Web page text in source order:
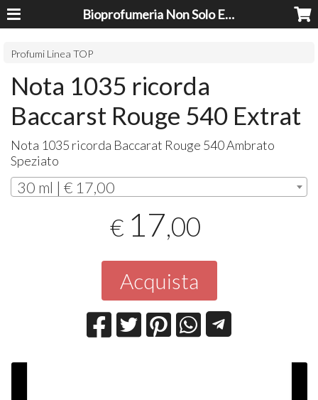
Bioprofumeria Non Solo Essenze
Profumi Linea TOP
Nota 1035 ricorda
Baccarst Rouge 540 Extrat
Nota 1035 ricorda Baccarat Rouge 540 Ambrato
Speziato
30 ml | € 17,00
€ 17,00
Acquista